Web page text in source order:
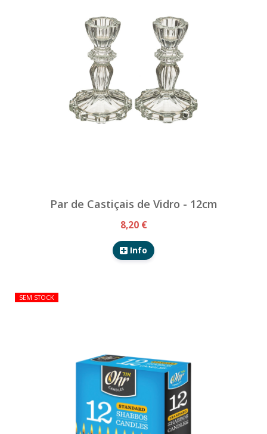
Par de Castiçais de Vidro - 12cm
8,20 €
Info
SEM STOCK